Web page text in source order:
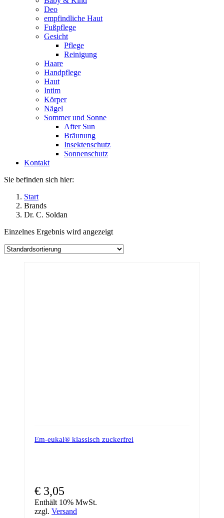
Deo
empfindliche Haut
Fußpflege
Gesicht
Pflege
Reinigung
Haare
Handpflege
Haut
Intim
Körper
Nägel
Sommer und Sonne
After Sun
Bräunung
Insektenschutz
Sonnenschutz
Kontakt
Sie befinden sich hier:
Start
Brands
Dr. C. Soldan
Einzelnes Ergebnis wird angezeigt
Em-eukal® klassisch zuckerfrei
€ 3,05
Enthält 10% MwSt.
zzgl. Versand